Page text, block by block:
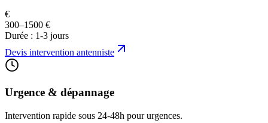
€
300–1500 €
Durée : 1-3 jours
Devis intervention antenniste
Urgence & dépannage
Intervention rapide sous 24-48h pour urgences.